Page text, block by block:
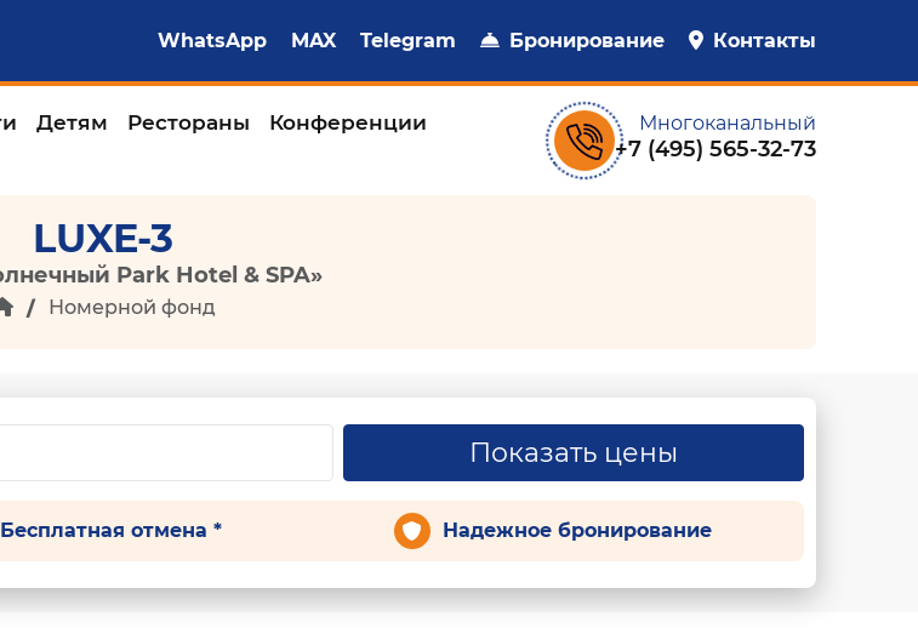
WhatsApp MAX Telegram Бронирование Контакты
Детям Рестораны
Конференции
Многоканальный
+7 (495) 565-32-73
LUXE-3
Park Hotel & SPA»
Номерной фонд
Показать цены
Бесплатная отмена * Надежное бронирование